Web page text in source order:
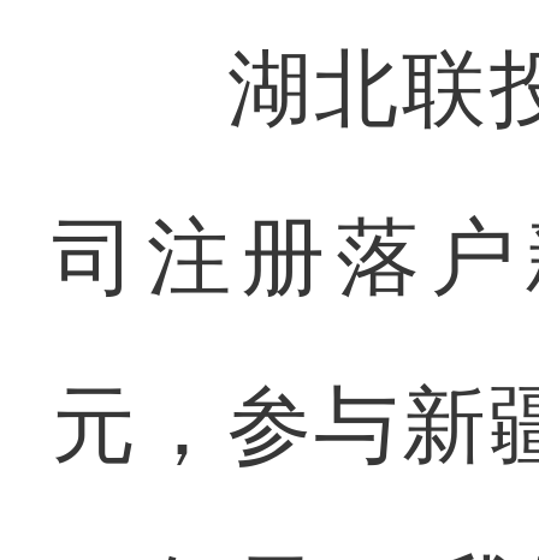
湖北联投
司注册落
元，参与新